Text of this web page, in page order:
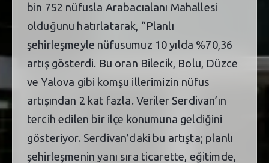
bin 752 nüfusla Arabacıalanı Mahallesi
olduğunu hatırlatarak, “Planlı
şehirleşmeyle nüfusumuz 10 yılda %70,36
artış gösterdi. Bu oran Bilecik, Bolu, Düzce
ve Yalova gibi komşu illerimizin nüfus
artışından 2 kat fazla. Veriler Serdivan’ın
tercih edilen bir ilçe konumuna geldiğini
gösteriyor. Serdivan’daki bu artışta; planlı
şehirleşmenin yanı sıra ticarette, eğitimde,